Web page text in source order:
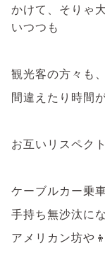
かけて、そりゃ
いつつも
観光客の方々も
間違えたり時間
お互いリスペク
ケーブルカー乗
手持ち無沙汰に
アメリカン坊や